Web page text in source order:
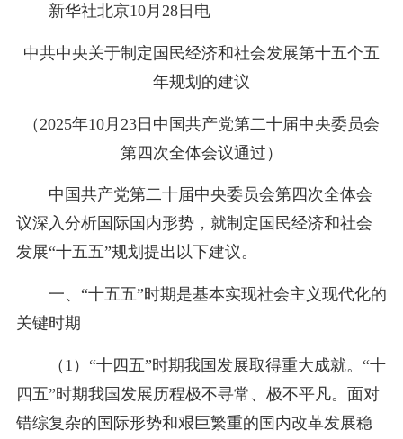
新华社北京10月28日电
中共中央关于制定国民经济和社会发展第十五个五
年规划的建议
（2025年10月23日中国共产党第二十届中央委员会
第四次全体会议通过）
中国共产党第二十届中央委员会第四次全体会
议深入分析国际国内形势，就制定国民经济和社会
发展“十五五”规划提出以下建议。
一、“十五五”时期是基本实现社会主义现代化的
关键时期
（1）“十四五”时期我国发展取得重大成就。“十
四五”时期我国发展历程极不寻常、极不平凡。面对
错综复杂的国际形势和艰巨繁重的国内改革发展稳